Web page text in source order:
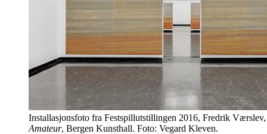
Installasjonsfoto fra Festspillutstillingen 2016, Fredrik
Amateur, Bergen Kunsthall. Foto: Vegard Kleven.